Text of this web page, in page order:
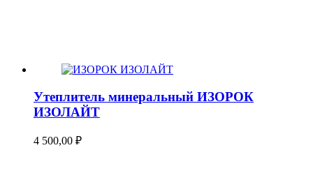
Утеплитель минеральный ИЗОРОК
ИЗОЛАЙТ
4 500,00 ₽